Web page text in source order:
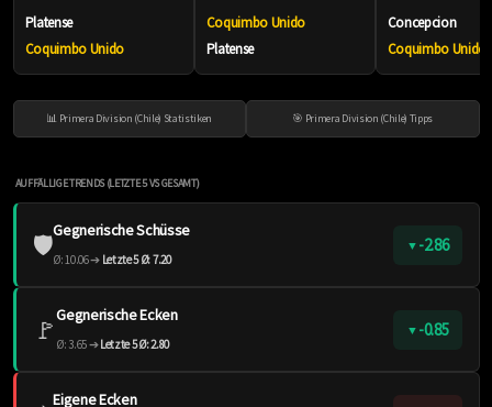
Platense
Coquimbo Unido
Coquimbo Unido
Platense
Concepcion
Coquimbo Unido
📊 Primera Division (Chile) Statistiken 🎯 Primera Division (Chile) Tipps
AUFFÄLLIGE TRENDS (LETZTE 5 VS GESAMT)
🛡️Gegnerische Schüsse
Ø: 10.06 ➔ Letzte 5 Ø: 7.20
▼ -2.86
🚩Gegnerische Ecken
Ø: 3.65 ➔Letzte 5 Ø: 2.80
▼ -0.85
Eigene Ecken